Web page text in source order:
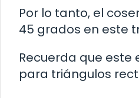
Por lo tanto, el
45 grados en este
Recuerda que este
para triángulos